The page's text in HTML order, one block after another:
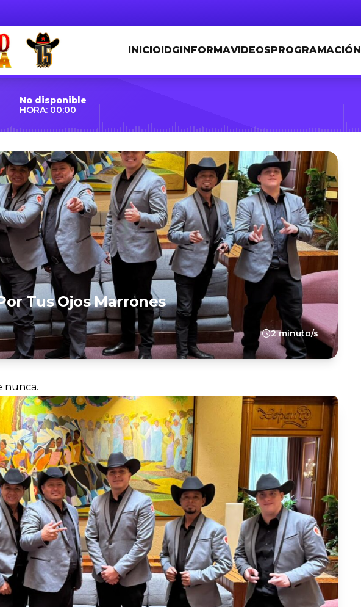
INICIOIDGINFORMAVIDEOSPROGRAMACIÓN
No disponible
HORA: 00:00
Tus Ojos Marrones
2 minuto/s
nunca.